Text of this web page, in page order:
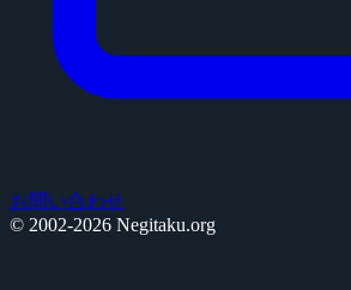
お問い合わせ
© 2002-2026 Negitaku.org